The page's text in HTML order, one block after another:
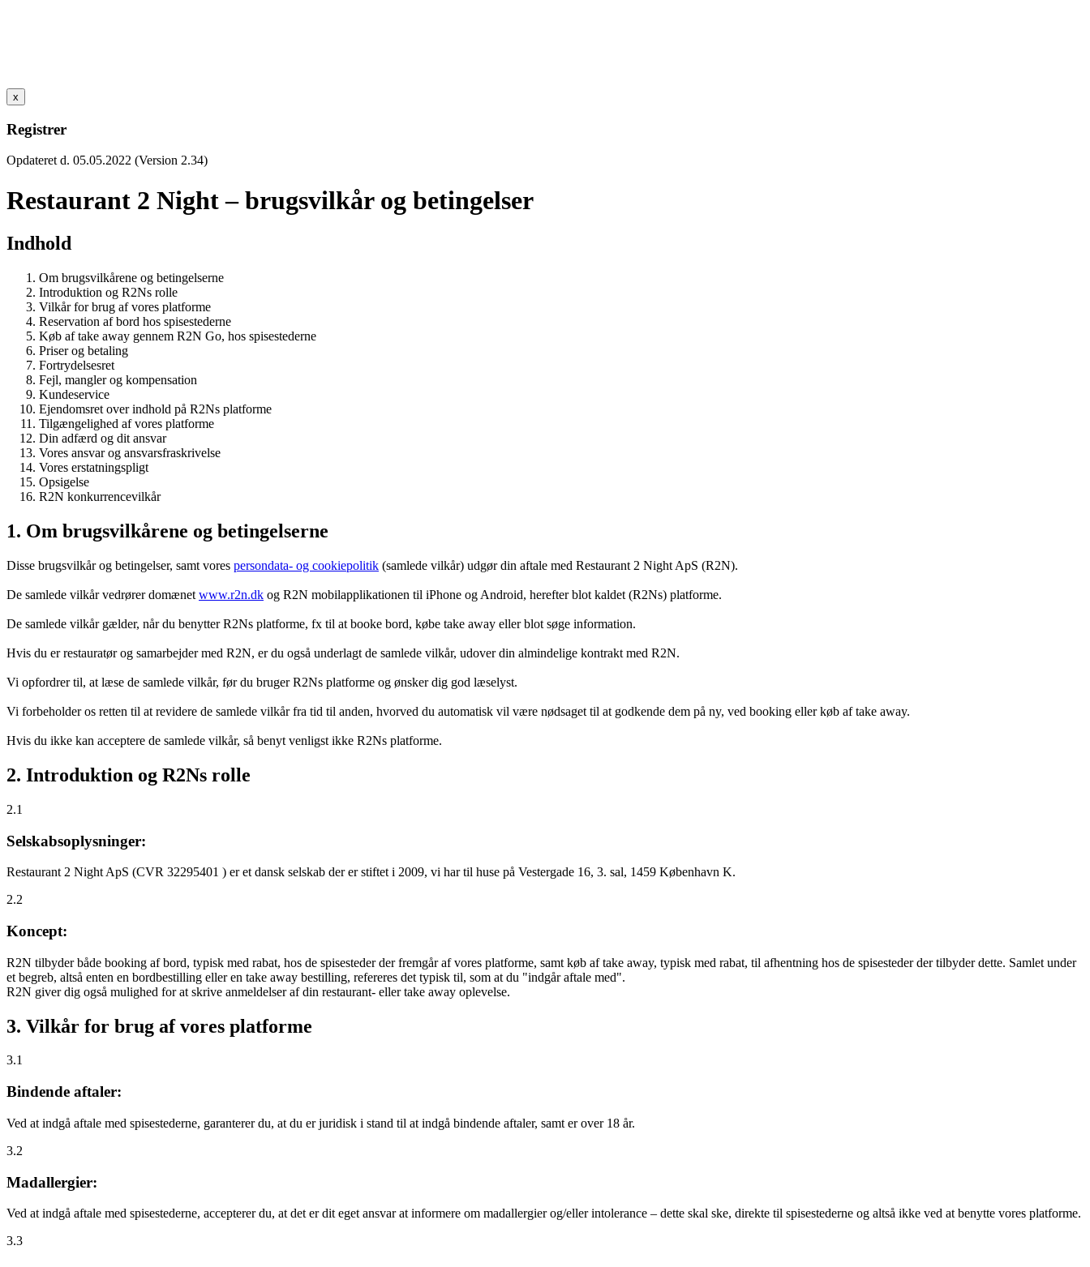
x
Registrer
Opdateret d. 05.05.2022 (Version 2.34)
Restaurant 2 Night – brugsvilkår og betingelser
Indhold
Om brugsvilkårene og betingelserne
Introduktion og R2Ns rolle
Vilkår for brug af vores platforme
Reservation af bord hos spisestederne
Køb af take away gennem R2N Go, hos spisestederne
Priser og betaling
Fortrydelsesret
Fejl, mangler og kompensation
Kundeservice
Ejendomsret over indhold på R2Ns platforme
Tilgængelighed af vores platforme
Din adfærd og dit ansvar
Vores ansvar og ansvarsfraskrivelse
Vores erstatningspligt
Opsigelse
R2N konkurrencevilkår
1. Om brugsvilkårene og betingelserne
Disse brugsvilkår og betingelser, samt vores persondata- og cookiepolitik (samlede vilkår) udgør din aftale med Restaurant 2 Night ApS (R2N).
De samlede vilkår vedrører domænet www.r2n.dk og R2N mobilapplikationen til iPhone og Android, herefter blot kaldet (R2Ns) platforme.
De samlede vilkår gælder, når du benytter R2Ns platforme, fx til at booke bord, købe take away eller blot søge information.
Hvis du er restauratør og samarbejder med R2N, er du også underlagt de samlede vilkår, udover din almindelige kontrakt med R2N.
Vi opfordrer til, at læse de samlede vilkår, før du bruger R2Ns platforme og ønsker dig god læselyst.
Vi forbeholder os retten til at revidere de samlede vilkår fra tid til anden, hvorved du automatisk vil være nødsaget til at godkende dem på ny, ved booking eller køb af take away.
Hvis du ikke kan acceptere de samlede vilkår, så benyt venligst ikke R2Ns platforme.
2. Introduktion og R2Ns rolle
2.1
Selskabsoplysninger:
Restaurant 2 Night ApS (CVR 32295401 ) er et dansk selskab der er stiftet i 2009, vi har til huse på Vestergade 16, 3. sal, 1459 København K.
2.2
Koncept:
R2N tilbyder både booking af bord, typisk med rabat, hos de spisesteder der fremgår af vores platforme, samt køb af take away, typisk med rabat, til afhentning hos de spisesteder der tilbyder dette. Samlet under
et begreb, altså enten en bordbestilling eller en take away bestilling, refereres det typisk til, som at du "indgår aftale med".
R2N giver dig også mulighed for at skrive anmeldelser af din restaurant- eller take away oplevelse.
3. Vilkår for brug af vores platforme
3.1
Bindende aftaler:
Ved at indgå aftale med spisestederne, garanterer du, at du er juridisk i stand til at indgå bindende aftaler, samt er over 18 år.
3.2
Madallergier:
Ved at indgå aftale med spisestederne, accepterer du, at det er dit eget ansvar at informere om madallergier og/eller intolerance – dette skal ske, direkte til spisestederne og altså ikke ved at benytte vores platforme.
3.3